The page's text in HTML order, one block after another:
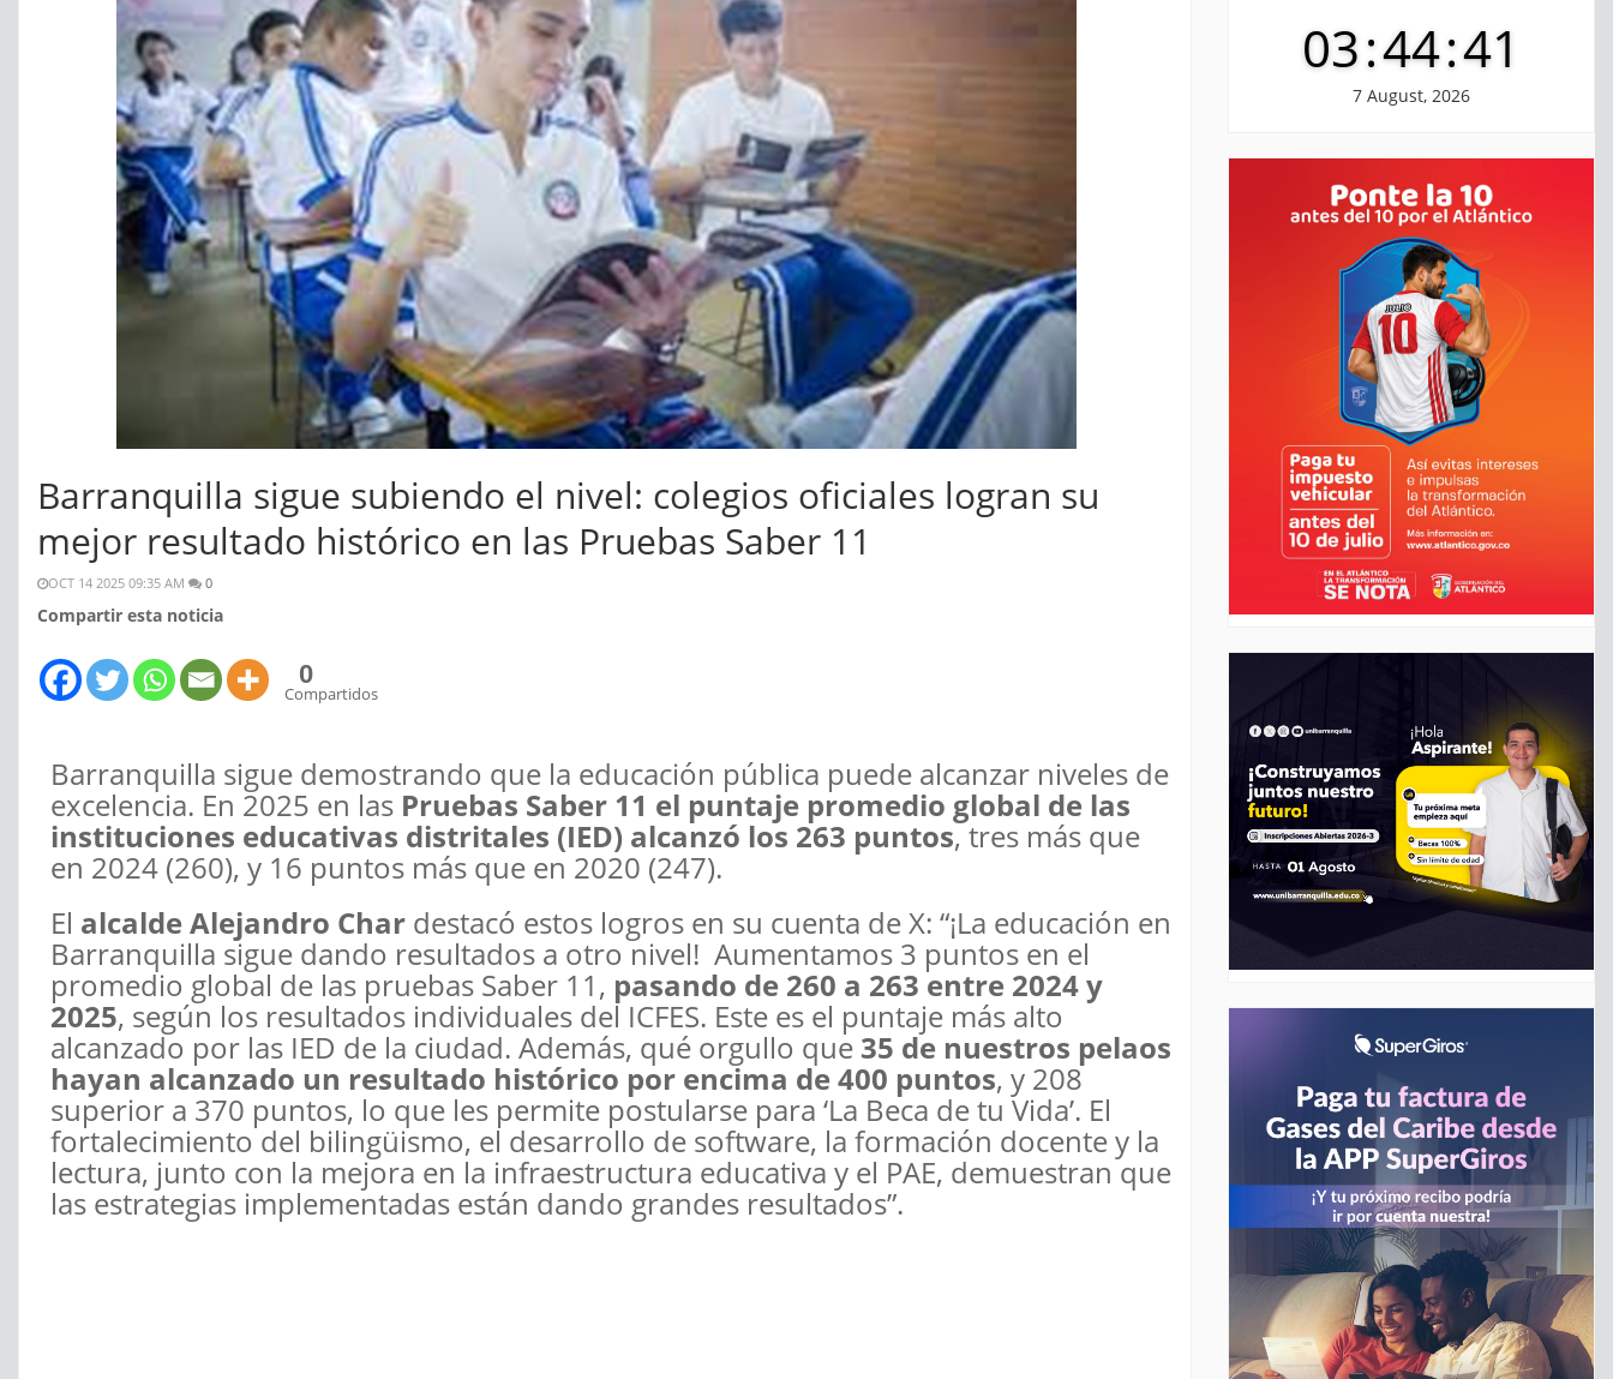
Barranquilla sigue subiendo el nivel: colegios oficiales logran su
mejor resultado histórico en las Pruebas Saber 11
OCT 14 2025 09:35 AM 0
Compartir esta noticia
0
Compartidos
Barranquilla sigue demostrando que la educación pública puede alcanzar niveles de
excelencia. En 2025 en las Pruebas Saber 11 el puntaje promedio global de las
instituciones educativas distritales (IED) alcanzó los 263 puntos, tres más que
en 2024 (260), y 16 puntos más que en 2020 (247).
El alcalde Alejandro Char destacó estos logros en su cuenta de X: “¡La educación en
Barranquilla sigue dando resultados a otro nivel! Aumentamos 3 puntos en el
promedio global de las pruebas Saber 11, pasando de 260 a 263 entre 2024 y
2025, según los resultados individuales del ICFES. Este es el puntaje más alto
alcanzado por las IED de la ciudad. Además, qué orgullo que 35 de nuestros pelaos
hayan alcanzado un resultado histórico por encima de 400 puntos, y 208
superior a 370 puntos, lo que les permite postularse para ‘La Beca de tu Vida’. El
fortalecimiento del bilingüismo, el desarrollo de software, la formación docente y la
lectura, junto con la mejora en la infraestructura educativa y el PAE, demuestran que
las estrategias implementadas están dando grandes resultados”.
03:44:42
7 August, 2026